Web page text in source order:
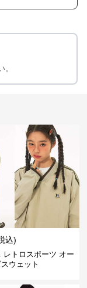
込)
レトロスポーツ オー
ウェット